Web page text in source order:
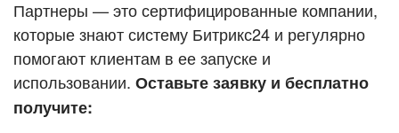
ВХОД
ВХОД
Смотреть видеокейсы
Партнеры — это сертифицированные компании,
которые знают систему Битрикс24 и регулярно
помогают клиентам в ее запуске и
использовании. Оставьте заявку и бесплатно
получите: